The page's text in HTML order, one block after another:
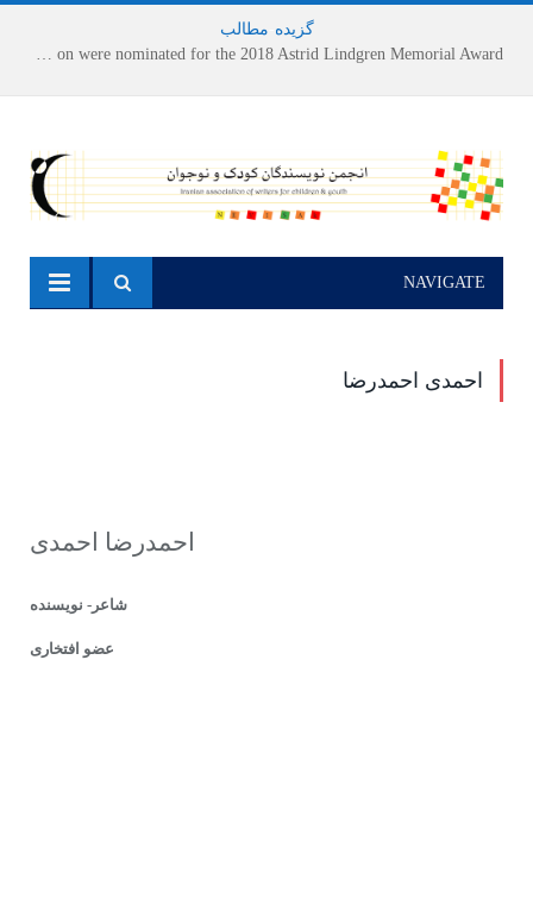
گزیده مطالب
NAVIGATE
احمدی احمدرضا
احمدرضا احمدی
شاعر- نویسنده
عضو افتخاری